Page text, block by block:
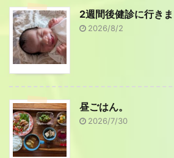
2週間後健診に行きま
2026/8/2
昼ごはん。
2026/7/30